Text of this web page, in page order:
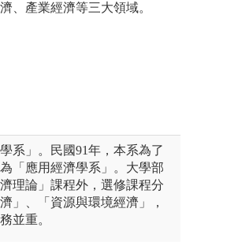
、產業經濟等三大領域。
系」。民國91年，本系為了
「應用經濟學系」。大學部
理論」課程外，選修課程分
」、「資源與環境經濟」，
並重。